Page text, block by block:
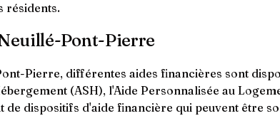
résidents.
Pont-Pierre
Pierre, différentes aides financières sont
(ASH), l'Aide Personnalisée au
dispositifs d'aide financière qui peuvent être